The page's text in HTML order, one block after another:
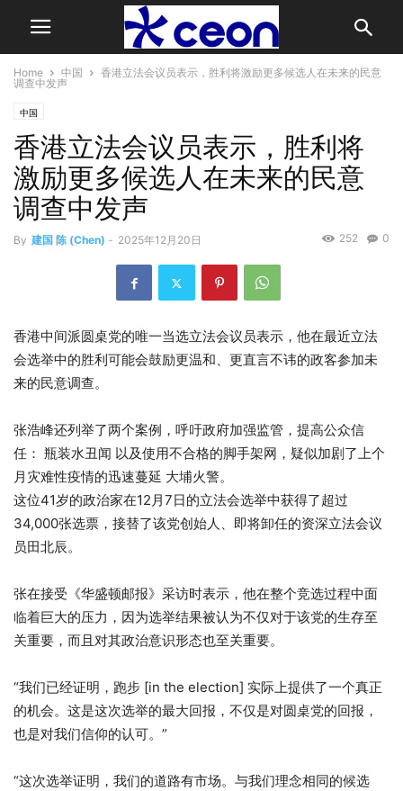
Home 中国
香港立法会议员表示，胜利将激励更多候选人在未来的民意
调查中发声
中国
香港立法会议员表示，胜利将
激励更多候选人在未来的民意
调查中发声
By 建国 陈 (Chen) - 2025年12月20日 0
252
香港中间派圆桌党的唯一当选立法会议员表示，他在最近立法
会选举中的胜利可能会鼓励更温和、更直言不讳的政客参加未
来的民意调查。
张浩峰还列举了两个案例，呼吁政府加强监管，提高公众信
任： 瓶装水丑闻 以及使用不合格的脚手架网，疑似加剧了上个
月灾难性疫情的迅速蔓延 大埔火警。
这位41岁的政治家在12月7日的立法会选举中获得了超过
34,000张选票，接替了该党创始人、即将卸任的资深立法会议
员田北辰。
张在接受《华盛顿邮报》采访时表示，他在整个竞选过程中面
临着巨大的压力，因为选举结果被认为不仅对于该党的生存至
关重要，而且对其政治意识形态也至关重要。
“我们已经证明，跑步 [in the election] 实际上提供了一个真正
的机会。这是这次选举的最大回报，不仅是对圆桌党的回报，
也是对我们信仰的认可。”
“这次选举证明，我们的道路有市场。与我们理念相同的候选